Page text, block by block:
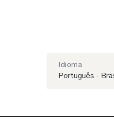
Idioma
Português -